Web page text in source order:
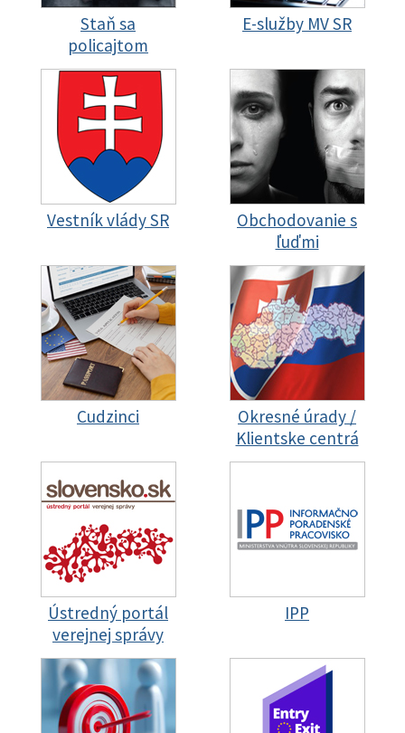
Staň sa
policajtom
E-služby MV SR
Vestník vlády SR
Obchodovanie s
ľuďmi
Cudzinci
Okresné úrady /
Klientske centrá
Ústredný portál
verejnej správy
IPP